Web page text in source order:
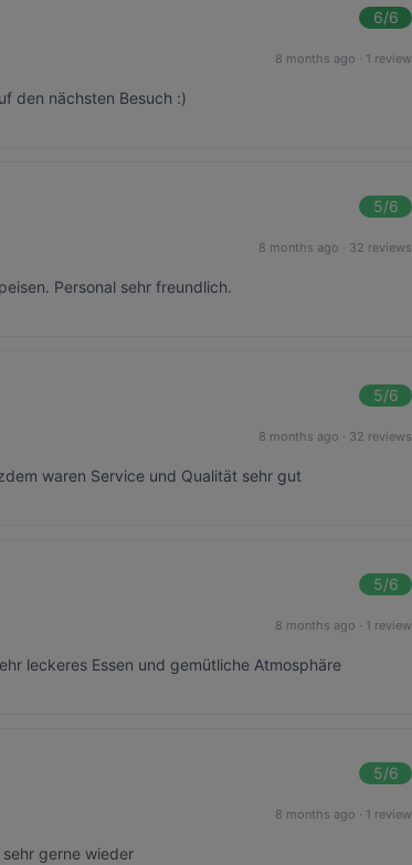
6/6
8 months ago · 1 review
den nächsten Besuch :)
5/6
8 months ago · 32 reviews
Personal sehr freundlich.
5/6
8 months ago · 32 reviews
waren Service und Qualität sehr gut
5/6
8 months ago · 1 review
leckeres Essen und gemütliche Atmosphäre
5/6
8 months ago · 1 review
gerne wieder